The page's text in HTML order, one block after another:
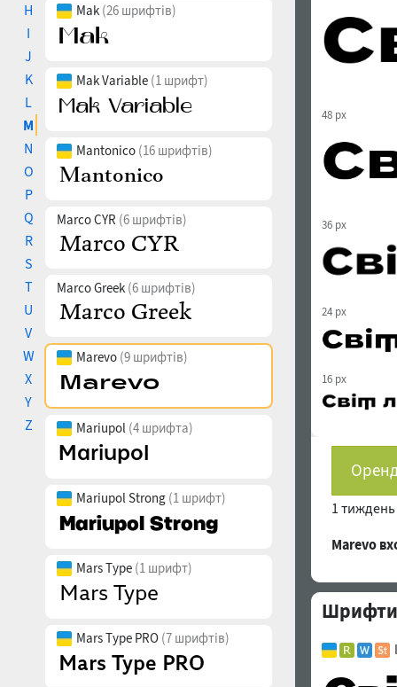
H
I
J
K
L
M
N
O
P
Q
R
S
T
U
V
W
X
Y
Z
Mak (26 шрифтів)
Mak Variable (1 шрифт)
Mantonico (16 шрифтів)
Marco CYR (6 шрифтів)
Marco Greek (6 шрифтів)
Marevo (9 шрифтів)
Mariupol (4 шрифта)
Mariupol Strong (1 шрифт)
Mars Type (1 шрифт)
Mars Type PRO (7 шрифтів)
48 px
36 px
24 px
16 px
1
Marevo
Шрифти